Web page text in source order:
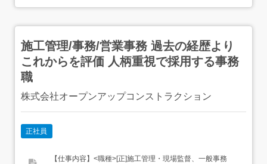
施工管理/事務/営業事務 過去の経歴より
これからを評価 人柄重視で採用する事務
職
株式会社オープンアップコンストラクション
正社員
【仕事内容】<職種>[正]施工管理・現場監督、一般事務